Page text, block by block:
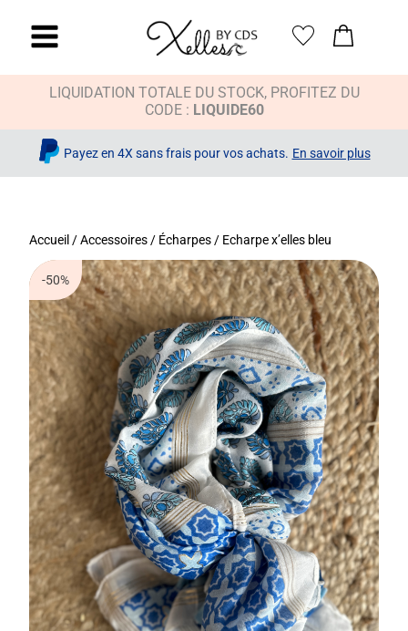
LIQUIDATION TOTALE DU STOCK, PROFITEZ DU
CODE : LIQUIDE60
Payez en 4X sans frais pour vos achats. En savoir plus
Accueil /Accessoires / Écharpes / Echarpe x’elles bleu
-50%